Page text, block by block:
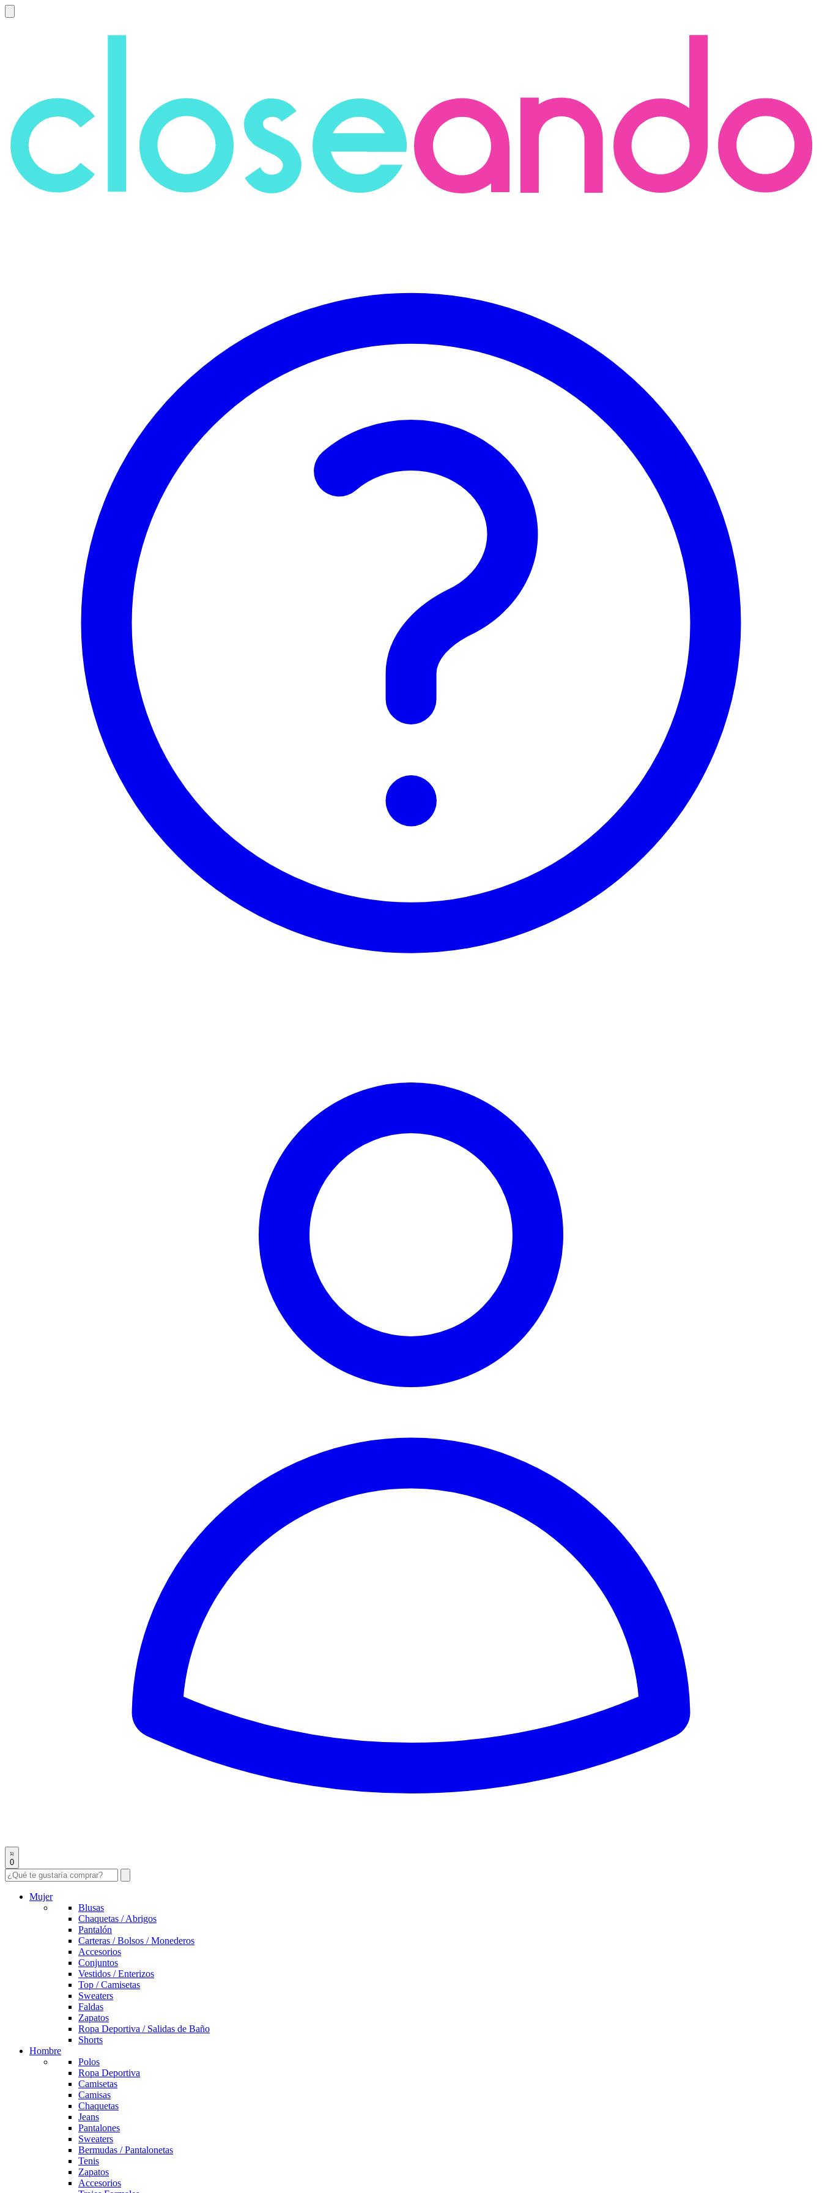
0
Mujer
Blusas
Chaquetas / Abrigos
Pantalón
Carteras / Bolsos / Monederos
Accesorios
Conjuntos
Vestidos / Enterizos
Top / Camisetas
Sweaters
Faldas
Zapatos
Ropa Deportiva / Salidas de Baño
Shorts
Hombre
Polos
Ropa Deportiva
Camisetas
Camisas
Chaquetas
Jeans
Pantalones
Sweaters
Bermudas / Pantalonetas
Tenis
Zapatos
Accesorios